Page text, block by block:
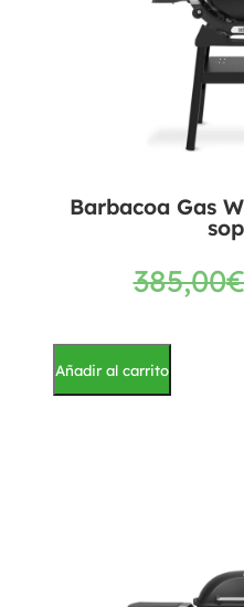
Barbacoa Gas
385,00€
Añadir al carrito